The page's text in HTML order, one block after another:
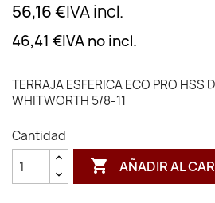
56,16 €IVA incl.
46,41 €IVA no incl.
TERRAJA ESFERICA ECO PRO HSS
WHITWORTH 5/8-11
Cantidad
 AÑADIR AL